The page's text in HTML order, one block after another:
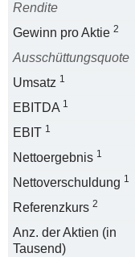
Rendite
Gewinn pro Aktie 2
Ausschüttungsquote
Umsatz 1
EBITDA 1
EBIT 1
Nettoergebnis 1
Nettoverschuldung 1
Referenzkurs 2
Anz. der Aktien (in
Tausend)